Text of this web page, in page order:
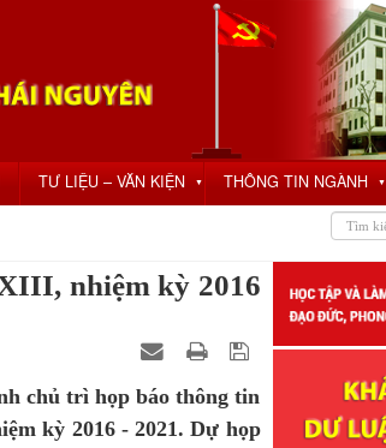
TƯ LIỆU – VĂN KIỆN ▼ THÔNG TIN NGÀNH ▼
nhiệm kỳ 2016
chủ trì họp báo thông tin
kỳ 2016 - 2021. Dự họp